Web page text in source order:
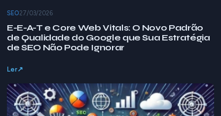
SEO27/03/2026
E-E-A-T e Core Web Vitals: O Novo Padrão
de Qualidade do Google que Sua Estratégia
de SEO Não Pode Ignorar
Ler